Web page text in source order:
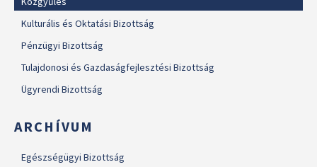
Kulturális és Oktatási Bizottság
Pénzügyi Bizottság
Tulajdonosi és Gazdaságfejlesztési Bizottság
Ügyrendi Bizottság
ARCHÍVUM
Egészségügyi Bizottság